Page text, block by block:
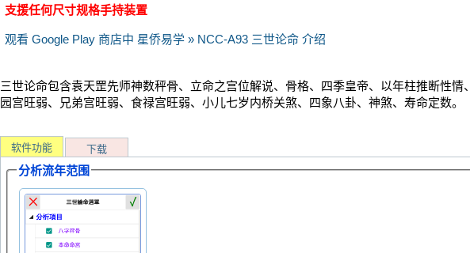
支援任何尺寸规格手持装置
观看 Google Play 商店中 星侨易学 » NCC-A93 三世论命 介绍
三世论命包含袁天罡先师神数秤骨、立命之宫位解说、骨格、四季皇帝、以年柱推断性情
园宫旺弱、兄弟宫旺弱、食禄宫旺弱、小儿七岁内桥关煞、四象八卦、神煞、寿命定数。
软件功能 下载
分析流年范围